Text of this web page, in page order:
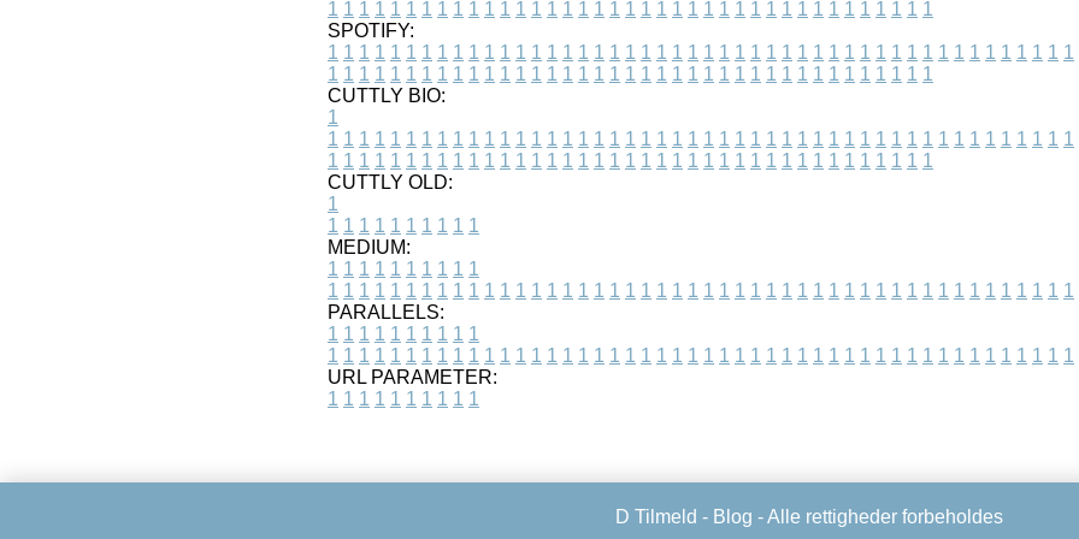
1 1 1 1 1 1 1 1 1 1 1 1 1 1 1 1 1 1 1 1 1 1 1 1 1 1 1 1 1 1 1 1 1 1 1 1 1 1 1
SPOTIFY:
1 1 1 1 1 1 1 1 1 1 1 1 1 1 1 1 1 1 1 1 1 1 1 1 1 1 1 1 1 1 1 1 1 1 1 1 1 1 1 1 1 1 1 1 1 1 1 1
1 1 1 1 1 1 1 1 1 1 1 1 1 1 1 1 1 1 1 1 1 1 1 1 1 1 1 1 1 1 1 1 1 1 1 1 1 1 1
CUTTLY BIO:
1
1 1 1 1 1 1 1 1 1 1 1 1 1 1 1 1 1 1 1 1 1 1 1 1 1 1 1 1 1 1 1 1 1 1 1 1 1 1 1 1 1 1 1 1 1 1 1 1
1 1 1 1 1 1 1 1 1 1 1 1 1 1 1 1 1 1 1 1 1 1 1 1 1 1 1 1 1 1 1 1 1 1 1 1 1 1 1
CUTTLY OLD:
1
1 1 1 1 1 1 1 1 1 1
MEDIUM:
1 1 1 1 1 1 1 1 1 1
1 1 1 1 1 1 1 1 1 1 1 1 1 1 1 1 1 1 1 1 1 1 1 1 1 1 1 1 1 1 1 1 1 1 1 1 1 1 1 1 1 1 1 1 1 1 1 1
PARALLELS:
1 1 1 1 1 1 1 1 1 1
1 1 1 1 1 1 1 1 1 1 1 1 1 1 1 1 1 1 1 1 1 1 1 1 1 1 1 1 1 1 1 1 1 1 1 1 1 1 1 1 1 1 1 1 1 1 1 1
URL PARAMETER:
1 1 1 1 1 1 1 1 1 1
D Tilmeld - Blog - Alle rettigheder forbeholdes